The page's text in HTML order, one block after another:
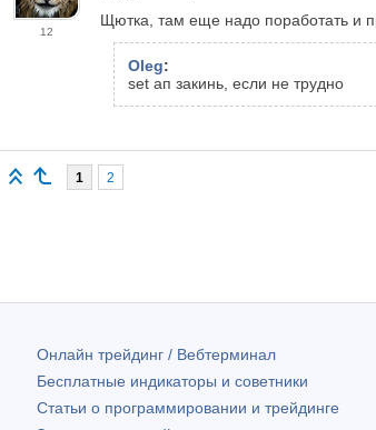
12
Щютка, там еще надо поработать и
Oleg:
set ап закинь, если не трудно
1 2
Онлайн трейдинг / Вебтерминал
Бесплатные индикаторы и советники
Статьи о программировании и трейдинге